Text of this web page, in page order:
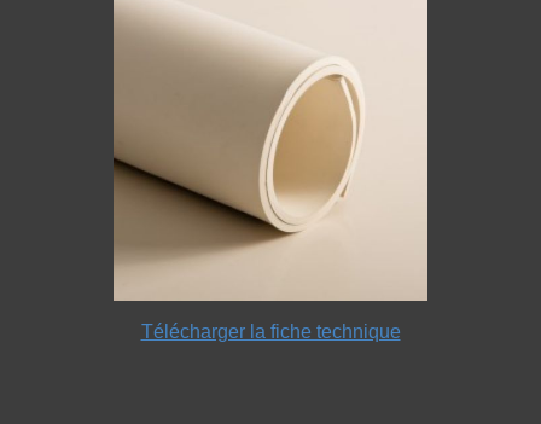
Télécharger la fiche technique